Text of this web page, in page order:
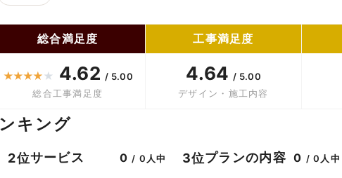
総合満足度
★★★★ ★ 4.62 / 5.00
総合工事満足度
工事満足度
4.64 / 5.00
デザイン・施工内容
キング
2位サービス 0/ 0人中 3位プランの内容 0 / 0人中